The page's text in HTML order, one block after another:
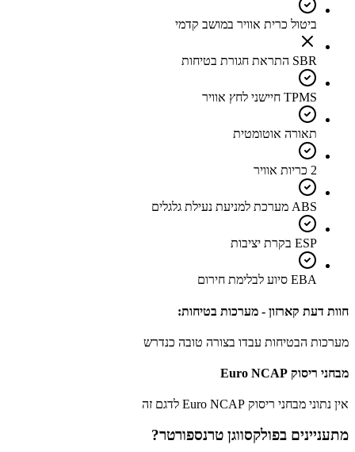
ביטול כרית אוויר במושב קדמי
SBR התראת חגורת בטיחות
TPMS חיישני לחץ אוויר
תאורה אוטומטית
2 כריות אוויר
ABS מערכת למניעת נעילת גלגלים
ESP בקרת יציבות
EBA סיוע לבלימת חירום
חוות דעת קארזון - מערכות בטיחות:
מערכות הבטיחות עבדו בצורה טובה כנדרש
מבחני ריסוק Euro NCAP
אין נתוני מבחני ריסוק Euro NCAP לדגם זה
מתעניינים בפולקסווגן טרנספורטר?